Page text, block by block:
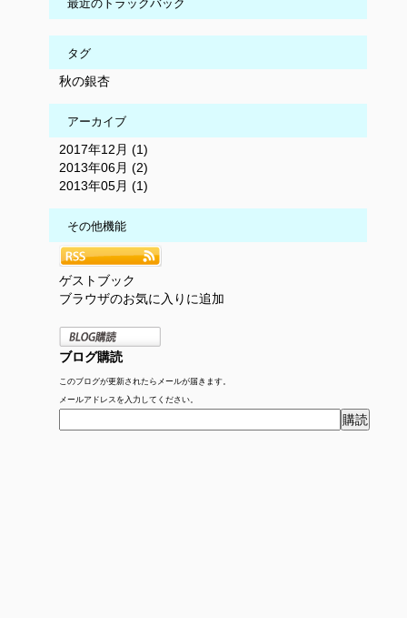
最近のトラックバック
タグ
秋の銀杏
アーカイブ
2017年12月 (1)
2013年06月 (2)
2013年05月 (1)
その他機能
ゲストブック
ブラウザのお気に入りに追加
ブログ購読
このブログが更新されたらメールが届きます。
メールアドレスを入力してください。